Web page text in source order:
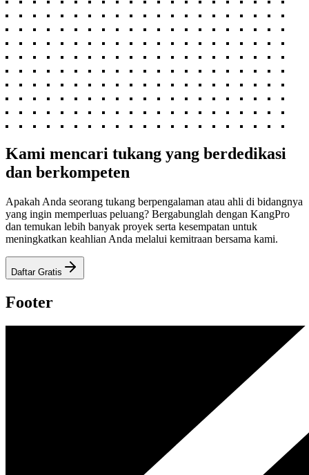
Kami mencari tukang yang berdedikasi
dan berkompeten
Apakah Anda seorang tukang berpengalaman atau ahli di bidangnya
yang ingin memperluas peluang? Bergabunglah dengan KangPro
dan temukan lebih banyak proyek serta kesempatan untuk
meningkatkan keahlian Anda melalui kemitraan bersama kami.
Daftar Gratis
Footer